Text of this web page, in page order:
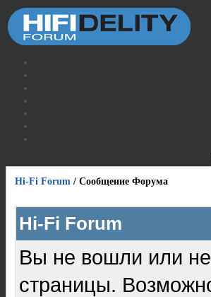
Hi-Fi Forum / Сообщение Форума
Hi-Fi Forum
Вы не вошли или не
страницы.